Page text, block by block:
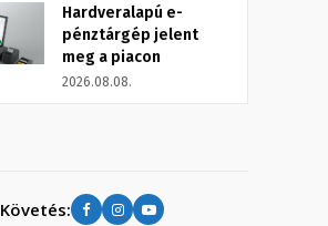
Hardveralapú e-
pénztárgép jelent
meg a piacon
2026.08.08.
Követés: